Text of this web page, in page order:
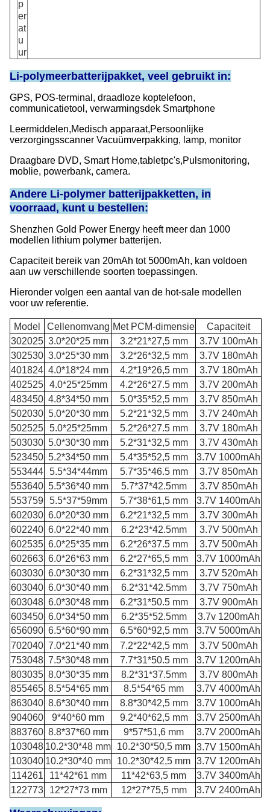
p
er
at
u
ur
Li-polymeerbatterijpakket, veel gebruikt in:
GPS, POS-terminal, draadloze koptelefoon,
communicatietool, verwarmingsdek Smartphone
Leermiddelen,Medisch apparaat,Persoonlijke
verzorgingsscanner Vacuümverpakking, lamp, monitor
Draagbare DVD, Smart Home,tabletpc's,Pulsmonitoring,
moblie, powerbank, camera.
Andere Li-polymer batterijpakketten, in
voorraad, kunt u bestellen:
Shenzhen Gold Power Energy heeft meer dan 1000
modellen lithium polymer batterijen.
Capaciteit bereik van 20mAh tot 5000mAh, kan voldoen
aan uw verschillende soorten toepassingen.
Hieronder volgen een aantal van de hot-sale modellen
voor uw referentie.
Model Cellenomvang Met PCM-dimensie
Capaciteit
302025 3.0*20*25 mm 3.2*21*27,5 mm
3.7V 100mAh
302530 3.0*25*30 mm 3.2*26*32,5 mm
3.7V 180mAh
401824 4.0*18*24 mm 4.2*19*26,5 mm
3.7V 180mAh
402525 4.0*25*25mm 4.2*26*27.5 mm
3.7V 200mAh
483450 4.8*34*50 mm 5.0*35*52,5 mm
3.7V 850mAh
502030 5.0*20*30 mm 5.2*21*32,5 mm
3.7V 240mAh
502525 5.0*25*25mm 5.2*26*27.5 mm
3.7V 180mAh
503030 5.0*30*30 mm 5.2*31*32,5 mm
3.7V 430mAh
523450 5.2*34*50 mm 5.4*35*52,5 mm
3.7V 1000mAh
553444 5.5*34*44mm 5.7*35*46.5 mm
3.7V 850mAh
553640 5.5*36*40 mm 5.7*37*42.5mm
3.7V 850mAh
553759 5.5*37*59mm 5.7*38*61,5 mm
3.7V 1400mAh
602030 6.0*20*30 mm 6.2*21*32,5 mm
3.7V 300mAh
602240 6.0*22*40 mm 6.2*23*42.5mm
3.7V 500mAh
602535 6.0*25*35 mm 6.2*26*37.5 mm
3.7V 500mAh
602663 6.0*26*63 mm 6.2*27*65,5 mm
3.7V 1000mAh
603030 6.0*30*30 mm 6.2*31*32,5 mm
3.7V 520mAh
603040 6.0*30*40 mm 6.2*31*42.5mm
3.7V 750mAh
603048 6.0*30*48 mm 6.2*31*50.5 mm
3.7V 900mAh
603450 6.0*34*50 mm 6.2*35*52.5mm
3.7v 1200mAh
656090 6.5*60*90 mm 6.5*60*92,5 mm
3.7V 5000mAh
702040 7.0*21*40 mm 7.2*22*42,5 mm
3.7V 500mAh
753048 7.5*30*48 mm 7.7*31*50.5 mm
3.7V 1200mAh
803035 8.0*30*35 mm 8.2*31*37.5mm
3.7V 800mAh
855465 8.5*54*65 mm 8.5*54*65 mm
3.7V 4000mAh
863040 8.6*30*40 mm 8.8*30*42,5 mm
3.7V 1000mAh
904060
9*40*60 mm 9.2*40*62,5 mm
3.7V 2500mAh
883760 8.8*37*60 mm 9*57*51,6 mm
3.7V 2000mAh
103048 10.2*30*48 mm 10.2*30*50,5 mm 3.7V 1500mAh
103040 10.2*30*40 mm 10.2*30*42,5 mm 3.7V 1200mAh
114261
11*42*61 mm 11*42*63,5 mm
3.7V 3400mAh
122773
12*27*73 mm 12*27*75,5 mm 3.7V 2400mAh